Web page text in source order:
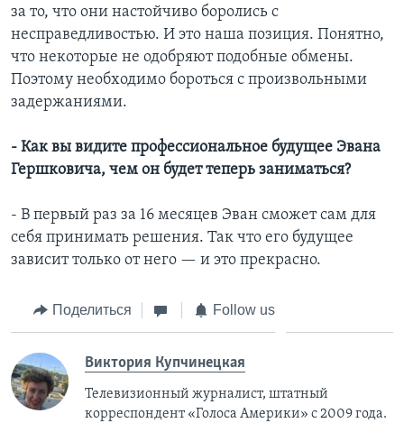
за то, что они настойчиво боролись с
несправедливостью. И это наша позиция. Понятно,
что некоторые не одобряют подобные обмены.
Поэтому необходимо бороться с произвольными
задержаниями.
- Как вы видите профессиональное будущее Эвана
Гершковича, чем он будет теперь заниматься?
- В первый раз за 16 месяцев Эван сможет сам для
себя принимать решения. Так что его будущее
зависит только от него — и это прекрасно.
Поделиться Follow us
Виктория Купчинецкая
Телевизионный журналист, штатный
корреспондент «Голоса Америки» с 2009 года.